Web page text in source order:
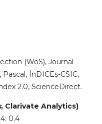
(WoS), Journal
ÍnDICEs-CSIC,
2.0, ScienceDirect.
, Clarivate Analytics)
0.4